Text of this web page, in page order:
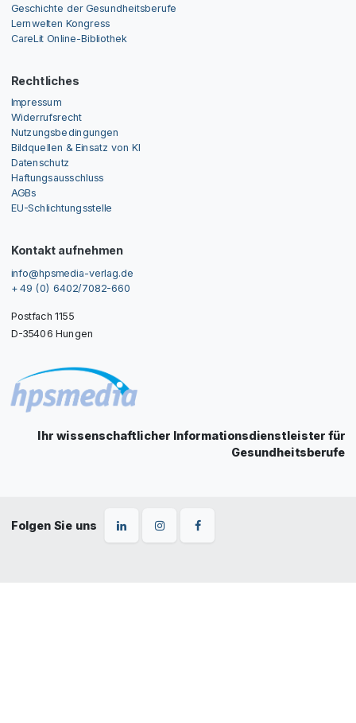
Geschichte der Gesundheitsberufe
Lernwelten Kongress
CareLit Online-Bibliothek
Rechtliches
Impressum
Widerrufsrecht
Nutzungsbedingungen
Bildquellen & Einsatz von KI
Datenschutz
Haftungsausschluss
AGBs
EU-Schlichtungsstelle
Kontakt aufnehmen
info@hpsmedia-verlag.de
+ 49 (0) 6402/7082-660
Postfach 1155
D-35406 Hungen
Ihr wissenschaftlicher Informationsdienstleister für
Gesundheitsberufe
Folgen Sie uns